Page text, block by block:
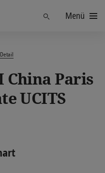
FindenMenü
Detail
China Paris
UCITS